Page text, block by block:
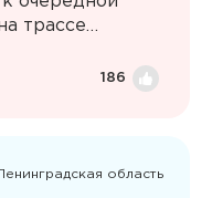
трассе
на обочине
появился
в ближайшем
186
область